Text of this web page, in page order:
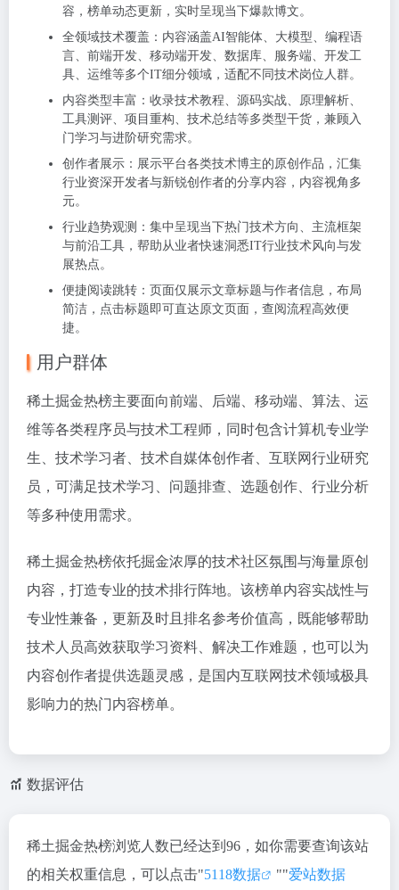
容，榜单动态更新，实时呈现当下爆款博文。
全领域技术覆盖：内容涵盖AI智能体、大模型、编程语
言、前端开发、移动端开发、数据库、服务端、开发工
具、运维等多个IT细分领域，适配不同技术岗位人群。
内容类型丰富：收录技术教程、源码实战、原理解析、
工具测评、项目重构、技术总结等多类型干货，兼顾入
门学习与进阶研究需求。
创作者展示：展示平台各类技术博主的原创作品，汇集
行业资深开发者与新锐创作者的分享内容，内容视角多
元。
行业趋势观测：集中呈现当下热门技术方向、主流框架
与前沿工具，帮助从业者快速洞悉IT行业技术风向与发
展热点。
便捷阅读跳转：页面仅展示文章标题与作者信息，布局
简洁，点击标题即可直达原文页面，查阅流程高效便
捷。
用户群体
稀土掘金热榜主要面向前端、后端、移动端、算法、运
维等各类程序员与技术工程师，同时包含计算机专业学
生、技术学习者、技术自媒体创作者、互联网行业研究
员，可满足技术学习、问题排查、选题创作、行业分析
等多种使用需求。
稀土掘金热榜依托掘金浓厚的技术社区氛围与海量原创
内容，打造专业的技术排行阵地。该榜单内容实战性与
专业性兼备，更新及时且排名参考价值高，既能够帮助
技术人员高效获取学习资料、解决工作难题，也可以为
内容创作者提供选题灵感，是国内互联网技术领域极具
影响力的热门内容榜单。
数据评估
稀土掘金热榜浏览人数已经达到96，如你需要查询该站
的相关权重信息，可以点击"5118数据 ""爱站数据